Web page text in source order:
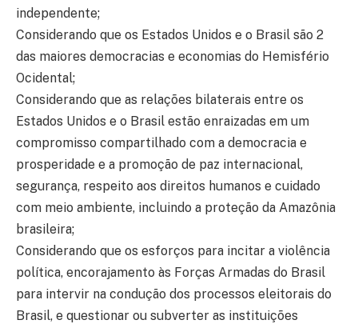
independente;
Considerando que os Estados Unidos e o Brasil são 2
das maiores democracias e economias do Hemisfério
Ocidental;
Considerando que as relações bilaterais entre os
Estados Unidos e o Brasil estão enraizadas em um
compromisso compartilhado com a democracia e
prosperidade e a promoção de paz internacional,
segurança, respeito aos direitos humanos e cuidado
com meio ambiente, incluindo a proteção da Amazônia
brasileira;
Considerando que os esforços para incitar a violência
política, encorajamento às Forças Armadas do Brasil
para intervir na condução dos processos eleitorais do
Brasil, e questionar ou subverter as instituições